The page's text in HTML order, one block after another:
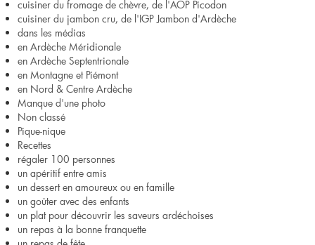
cuisiner du fromage de chèvre, de l'AOP Picodon
cuisiner du jambon cru, de l'IGP Jambon d'Ardèche
dans les médias
en Ardèche Méridionale
en Ardèche Septentrionale
en Montagne et Piémont
en Nord & Centre Ardèche
Manque d'une photo
Non classé
Pique-nique
Recettes
régaler 100 personnes
un apéritif entre amis
un dessert en amoureux ou en famille
un goûter avec des enfants
un plat pour découvrir les saveurs ardéchoises
un repas à la bonne franquette